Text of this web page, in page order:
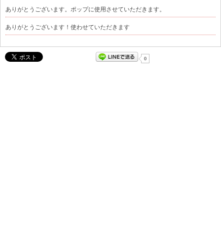
ありがとうございます。ポップに使用させていただきます。
ありがとうございます！使わせていただきます
0